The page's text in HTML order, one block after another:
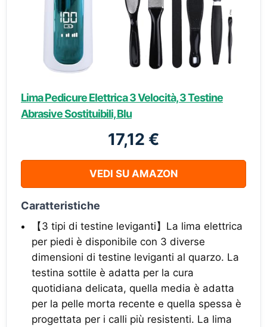
Lima Pedicure Elettrica 3 Velocità, 3 Testine
Abrasive Sostituibili, Blu
17,12 €
VEDI SU AMAZON
Caratteristiche
【3 tipi di testine leviganti】La lima elettrica
per piedi è disponibile con 3 diverse
dimensioni di testine leviganti al quarzo. La
testina sottile è adatta per la cura
quotidiana delicata, quella media è adatta
per la pelle morta recente e quella spessa è
progettata per i calli più resistenti. La lima